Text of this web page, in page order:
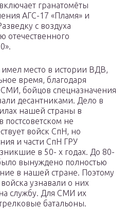
гранатомёты
АГС-17 «Пламя» и
с воздуха
отечественного
место в истории ВДВ,
время, благодаря
бойцов спецназначения
десантниками. Дело в
нашей страны в
постсоветском не
войск СпН, но
и части СпН ГРУ
в 50- х годах. До 80-
вынуждено полностью
в нашей стране. Поэтому
узнавали о них
службу. Для СМИ их
батальоны.